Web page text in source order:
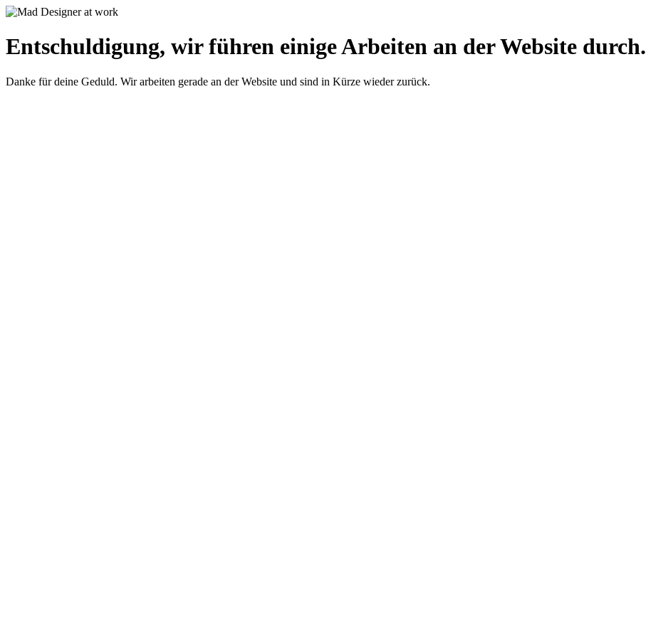
Entschuldigung, wir führen einige Arbeiten an der Website durch.
Danke für deine Geduld. Wir arbeiten gerade an der Website und sind in Kürze wieder zurück.